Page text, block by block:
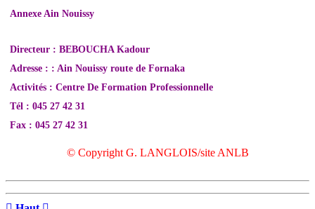
Annexe Ain Nouissy
Directeur : BEBOUCHA Kadour
Adresse : : Ain Nouissy route de Fornaka
Activités : Centre De Formation Professionnelle
Tél : 045 27 42 31
Fax : 045 27 42 31
© Copyright G. LANGLOIS/site ANLB